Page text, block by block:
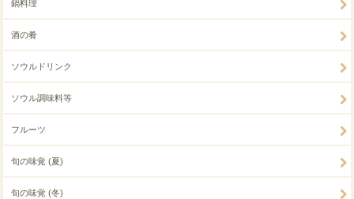
鍋料理
酒の肴
ソウルドリンク
ソウル調味料等
フルーツ
旬の味覚 (夏)
旬の味覚 (冬)